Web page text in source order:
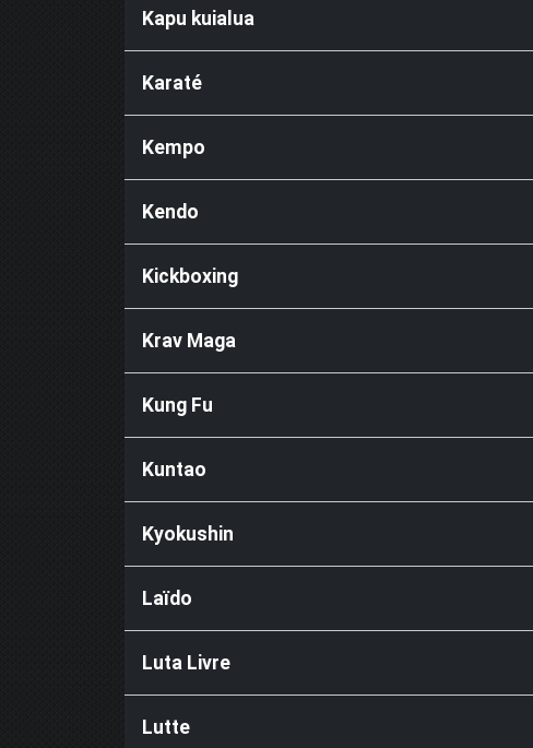
Kapu kuialua
Karaté
Kempo
Kendo
Kickboxing
Krav Maga
Kung Fu
Kuntao
Kyokushin
Laïdo
Luta Livre
Lutte